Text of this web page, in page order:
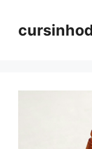
content